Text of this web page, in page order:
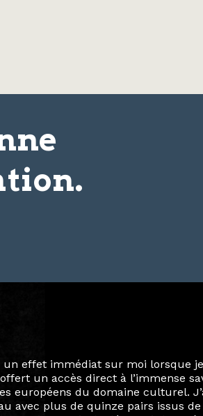
privée et ma vie professionnelle
Durant mon année au sein du
réseau européen aussi inattendu
au-delà de la salle de classe. En